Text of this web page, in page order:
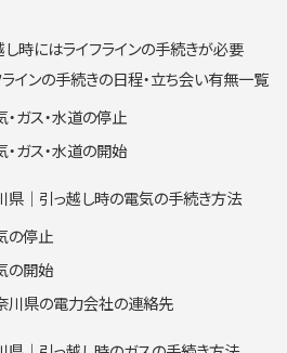
し時にはライフラインの手続きが必要
ラインの手続きの日程・立ち会い有無一覧
・ガス・水道の停止
・ガス・水道の開始
県｜引っ越し時の電気の手続き方法
の停止
の開始
川県の電力会社の連絡先